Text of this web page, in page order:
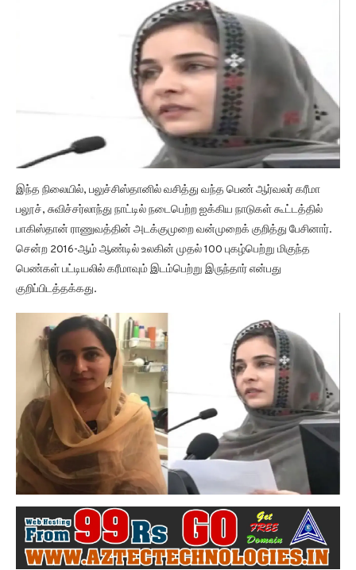
இந்த நிலையில், பலுச்சிஸ்தானில் வசித்து வந்த பெண் ஆர்வலர் கரீமா
பலூச், சுவிச்சர்லாந்து நாட்டில் நடைபெற்ற ஐக்கிய நாடுகள் கூட்டத்தில்
பாகிஸ்தான் ராணுவத்தின் அடக்குமுறை வன்முறைக் குறித்து பேசினார்.
சென்ற 2016-ஆம் ஆண்டில் உலகின் முதல் 100 புகழ்பெற்று மிகுந்த
பெண்கள் பட்டியலில் கரீமாவும் இடம்பெற்று இருந்தார் என்பது
குறிப்பிடத்தக்கது.